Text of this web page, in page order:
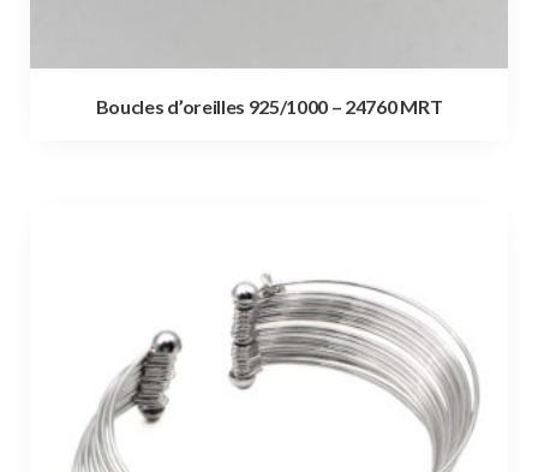
Boucles d’oreilles 925/1000 – 24760 MRT